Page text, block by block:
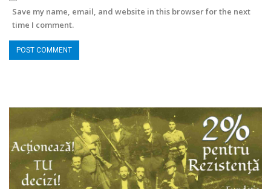
Save my name, email, and website in this browser for the next
time I comment.